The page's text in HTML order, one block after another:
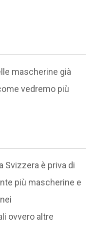
mascherine già
vedremo più
Svizzera è priva di
più mascherine e
ovvero altre